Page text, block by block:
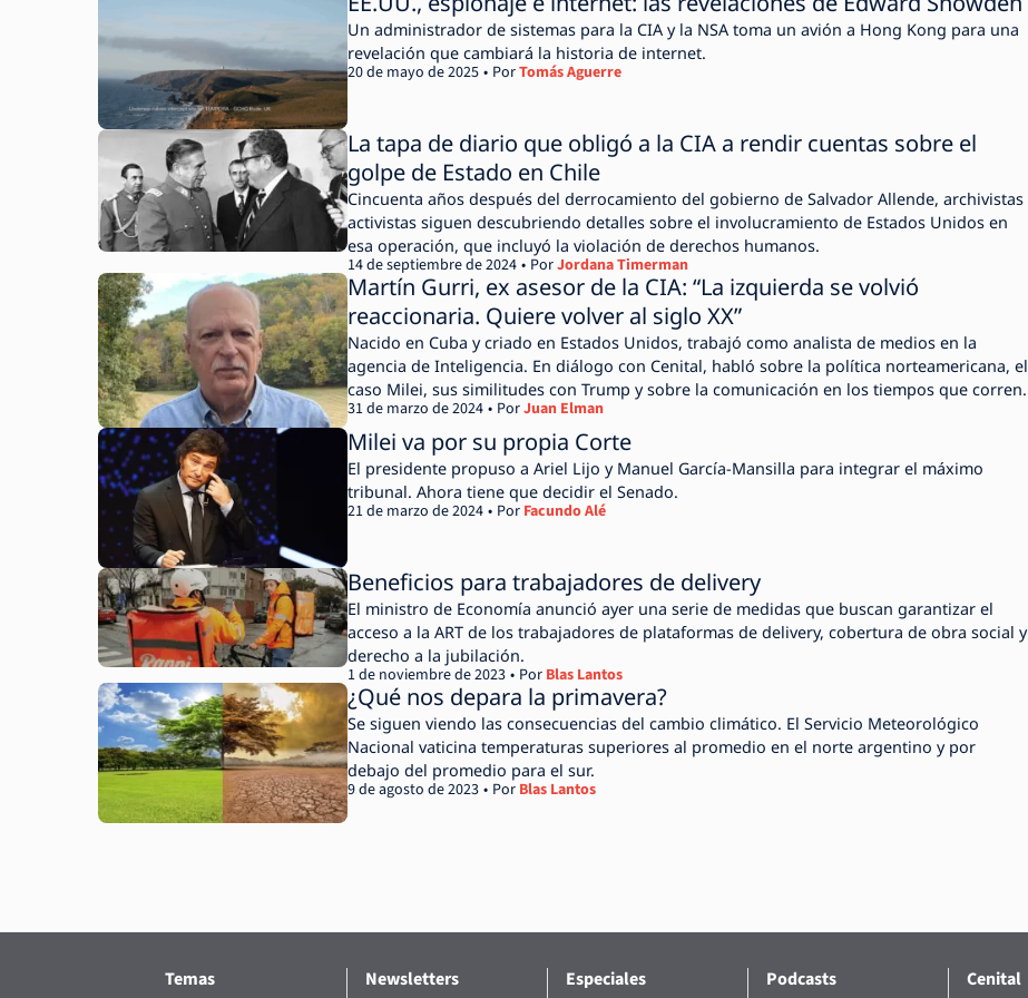
Un administrador de sistemas para la CIA y la NSA toma un avión a Hong Kong para una
revelación que cambiará la historia de internet.
PorTomás Aguerre
20 de mayo de 2025
La tapa de diario que obligó a la CIA a rendir cuentas sobre el
golpe de Estado en Chile
Cincuenta años después del derrocamiento del gobierno de Salvador Allende, archivistas
activistas siguen descubriendo detalles sobre el involucramiento de Estados Unidos en
esa operación, que incluyó la violación de derechos humanos.
PorJordana Timerman
14 de septiembre de 2024
Martín Gurri, ex asesor de la CIA: “La izquierda se volvió
reaccionaria. Quiere volver al siglo XX”
Nacido en Cuba y criado en Estados Unidos, trabajó como analista de medios en la
agencia de Inteligencia. En diálogo con Cenital, habló sobre la política norteamericana, el
caso Milei, sus similitudes con Trump y sobre la comunicación en los tiempos que corren.
PorJuan Elman
31 de marzo de 2024
Milei va por su propia Corte
El presidente propuso a Ariel Lijo y Manuel García-Mansilla para integrar el máximo
tribunal. Ahora tiene que decidir el Senado.
Por Facundo Alé
21 de marzo de 2024
Beneficios para trabajadores de delivery
El ministro de Economía anunció ayer una serie de medidas que buscan garantizar el
acceso a la ART de los trabajadores de plataformas de delivery, cobertura de obra social y
derecho a la jubilación.
Por Blas Lantos
1 de noviembre de 2023
¿Qué nos depara la primavera?
Se siguen viendo las consecuencias del cambio climático. El Servicio Meteorológico
Nacional vaticina temperaturas superiores al promedio en el norte argentino y por
debajo del promedio para el sur.
Por Blas Lantos
9 de agosto de 2023
Temas Newsletters Especiales Podcasts Cenital